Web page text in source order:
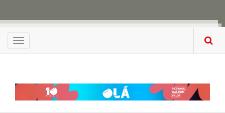
Menu